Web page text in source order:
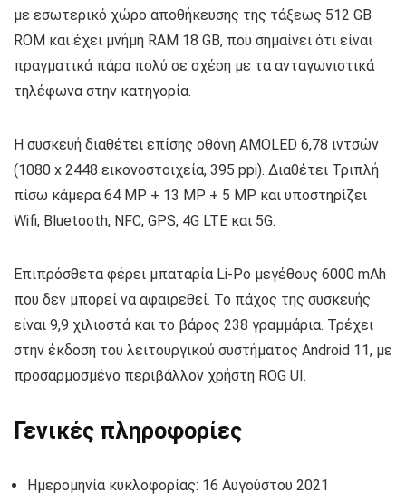
με εσωτερικό χώρο αποθήκευσης της τάξεως 512 GB
ROM και έχει μνήμη RAM 18 GB, που σημαίνει ότι είναι
πραγματικά πάρα πολύ σε σχέση με τα ανταγωνιστικά
τηλέφωνα στην κατηγορία.
Η συσκευή διαθέτει επίσης οθόνη AMOLED 6,78 ιντσών
(1080 x 2448 εικονοστοιχεία, 395 ppi). Διαθέτει Τριπλή
πίσω κάμερα 64 MP + 13 MP + 5 MP και υποστηρίζει
Wifi, Bluetooth, NFC, GPS, 4G LTE και 5G.
Επιπρόσθετα φέρει μπαταρία Li-Po μεγέθους 6000 mAh
που δεν μπορεί να αφαιρεθεί. Το πάχος της συσκευής
είναι 9,9 χιλιοστά και το βάρος 238 γραμμάρια. Τρέχει
στην έκδοση του λειτουργικού συστήματος Android 11, με
προσαρμοσμένο περιβάλλον χρήστη ROG UI.
Γενικές πληροφορίες
Ημερομηνία κυκλοφορίας: 16 Αυγούστου 2021